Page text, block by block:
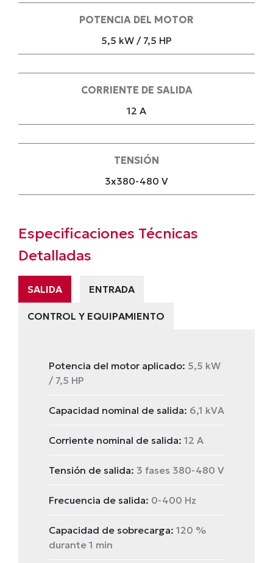
POTENCIA DEL MOTOR
5,5 kW / 7,5 HP
CORRIENTE DE SALIDA
12 A
TENSIÓN
3x380-480 V
Especificaciones Técnicas
Detalladas
SALIDA ENTRADA
CONTROL Y EQUIPAMIENTO
Potencia del motor aplicado: 5,5 kW
/ 7,5 HP
Capacidad nominal de salida: 6,1 kVA
Corriente nominal de salida: 12 A
Tensión de salida: 3 fases 380-480 V
Frecuencia de salida: 0-400 Hz
Capacidad de sobrecarga: 120 %
durante 1 min